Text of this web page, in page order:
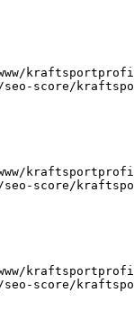
score/
score/
score/